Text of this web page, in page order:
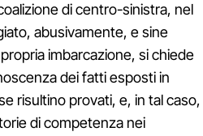
di centro-sinistra, nel
abusivamente, e sine
imbarcazione, si chiede
dei fatti esposti in
risultino provati, e, in tal caso,
di competenza nei